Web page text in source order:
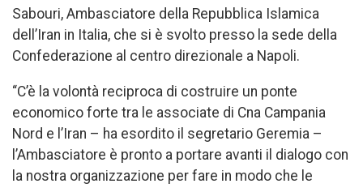
Sabouri, Ambasciatore della Repubblica Islamica
dell’Iran in Italia, che si è svolto presso la sede della
Confederazione al centro direzionale a Napoli.
“C’è la volontà reciproca di costruire un ponte
economico forte tra le associate di Cna Campania
Nord e l’Iran – ha esordito il segretario Geremia –
l’Ambasciatore è pronto a portare avanti il dialogo con
la nostra organizzazione per fare in modo che le